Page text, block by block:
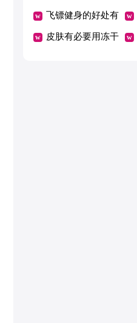
图解
飞镖健身的好处有
哪些
皮肤有必要用冻干